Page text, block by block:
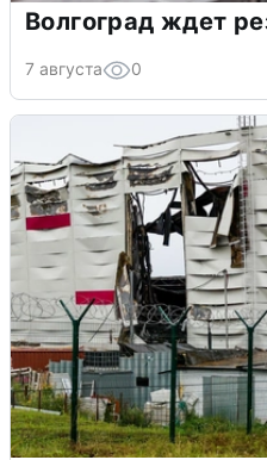
Волгоград ждет
7 августа 0